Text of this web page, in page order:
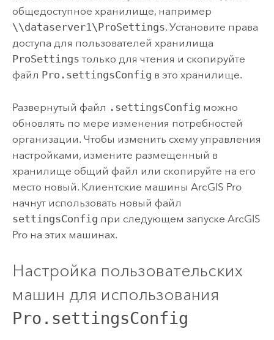
общедоступное хранилище, например
\\dataserver1\ProSettings. Установите права
доступа для пользователей хранилища
ProSettings только для чтения и скопируйте
файл Pro.settingsConfig в это хранилище.
Развернутый файл .settingsConfig можно
обновлять по мере изменения потребностей
организации. Чтобы изменить схему управления
настройками, измените размещенный в
хранилище общий файл или скопируйте на его
место новый. Клиентские машины ArcGIS Pro
начнут использовать новый файл
settingsConfig при следующем запуске ArcGIS
Proна этих машинах.
Настройка пользовательских
машин для использования
Pro.settingsConfig